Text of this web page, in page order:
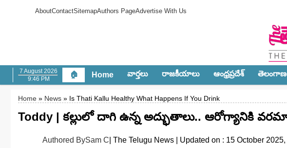
AboutContactSitemapAuthors PageAdvertise With Us
7 August 2026
9:46 PM
🏠 Home వార్త‌లు రాజ‌కీయాలు ఆంధ్ర‌ప్ర‌దేశ్‌ తెలంగాణ‌
Home » News » Is Thati Kallu Healthy What Happens If You Drink
Toddy | కల్లులో దాగి ఉన్న అద్భుతాలు.. ఆరోగ్యానికి
Authored BySam C | The Telugu News | Updated on : 15 October